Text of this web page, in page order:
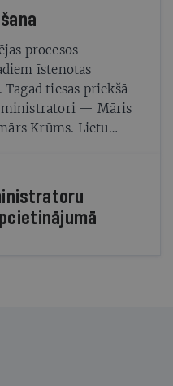
procesos
īstenotas
tiesas priekšā
— Māris
Krūms. Lietu
šī administratoru